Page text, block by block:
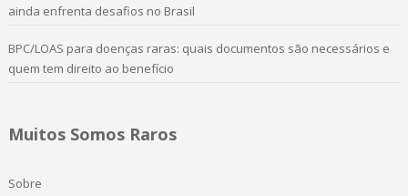
ainda enfrenta desafios no Brasil
BPC/LOAS para doenças raras: quais documentos são necessários e
quem tem direito ao benefício
Muitos Somos Raros
Sobre